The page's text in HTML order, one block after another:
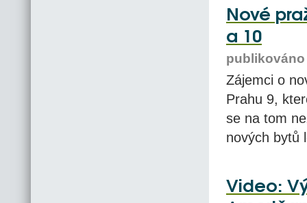
Nové
a 10
publikováno
Zájemci o
Prahu 9,
se na tom
nových bytů
Video: